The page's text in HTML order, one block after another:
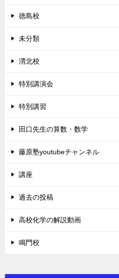
徳島校
未分類
渭北校
特別講演会
特別講習
田口先生の算数・数学
藤原塾youtubeチャンネル
講座
過去の投稿
高校化学の解説動画
鳴門校